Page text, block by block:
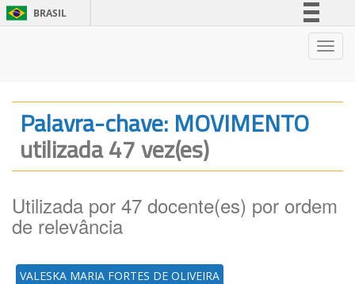
BRASIL
Legislação
Palavra-chave: MOVIMENTO
utilizada 47 vez(es)
Utilizada por 47 docente(es) por ordem
de relevância
VALESKA MARIA FORTES DE OLIVEIRA